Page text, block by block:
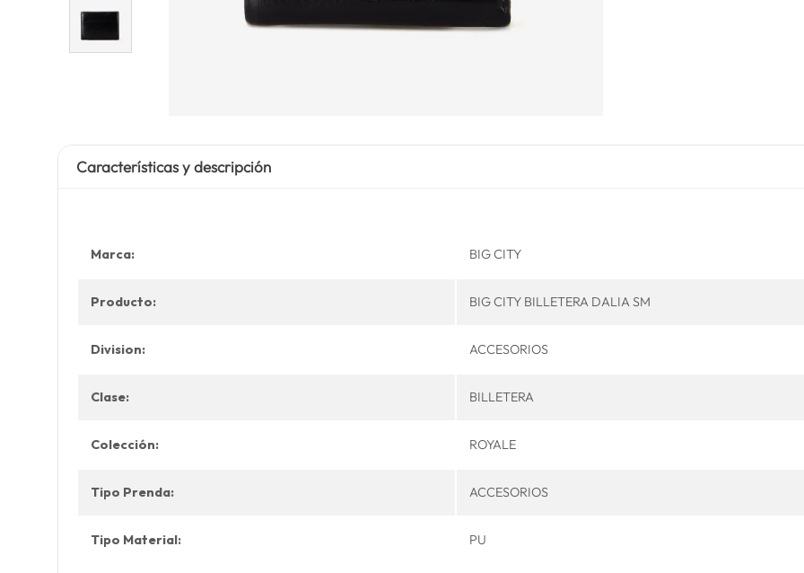
Características y descripción
Marca: BIG CITY
Producto: BIG CITY BILLETERA DALIA SM
Division: ACCESORIOS
Clase: BILLETERA
Colección: ROYALE
Tipo Prenda: ACCESORIOS
Tipo Material: PU